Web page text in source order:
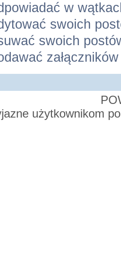
w
swoich
swoich
załączników
użytkownikom